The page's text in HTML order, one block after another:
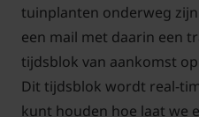
bollen.
tuinplanten onderweg
een mail met daarin een
tijdsblok van aankomst
Dit tijdsblok wordt real-
kunt houden hoe laat we